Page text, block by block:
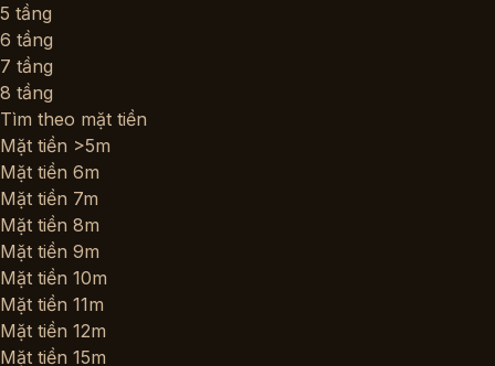
5 tầng
6 tầng
7 tầng
8 tầng
Tìm theo mặt tiền
Mặt tiền >5m
Mặt tiền 6m
Mặt tiền 7m
Mặt tiền 8m
Mặt tiền 9m
Mặt tiền 10m
Mặt tiền 11m
Mặt tiền 12m
Mặt tiền 15m